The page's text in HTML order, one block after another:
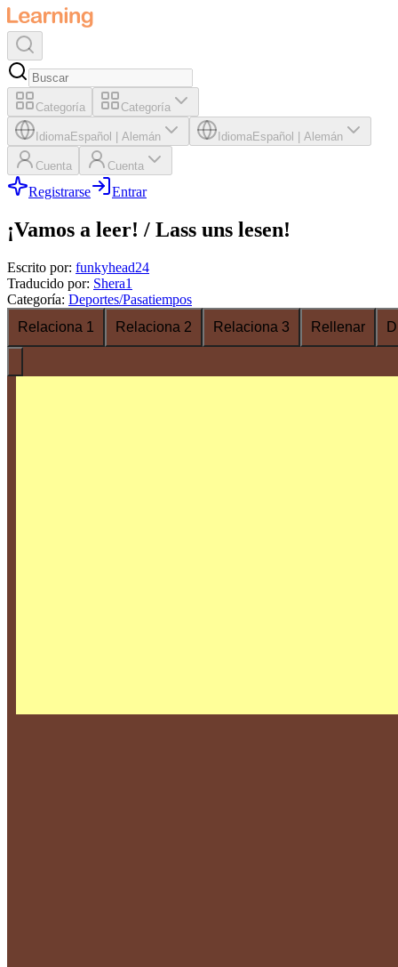
Categoría Categoría
IdiomaEspañol Alemán IdiomaEspañol Alemán
Cuenta Cuenta
Registrarse Entrar
¡Vamos a leer! / Lass uns lesen!
Escrito por: funkyhead24
Traducido por: Shera1
Categoría: Deportes/Pasatiempos
Relaciona 1
Relaciona 2 Relaciona 3 Rellenar